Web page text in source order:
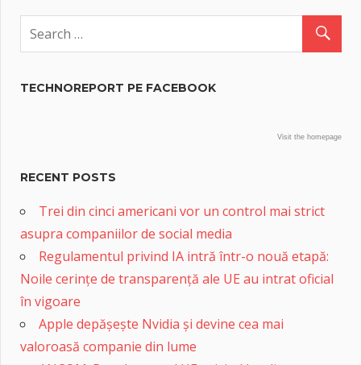
TECHNOREPORT PE FACEBOOK
Visit the homepage
RECENT POSTS
Trei din cinci americani vor un control mai strict
asupra companiilor de social media
Regulamentul privind IA intră într-o nouă etapă:
Noile cerințe de transparență ale UE au intrat oficial
în vigoare
Apple depășește Nvidia și devine cea mai
valoroasă companie din lume